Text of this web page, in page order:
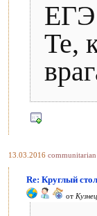
ЕГЭ
Те,
13.03.2016 communitarian
Re: Круглый
от